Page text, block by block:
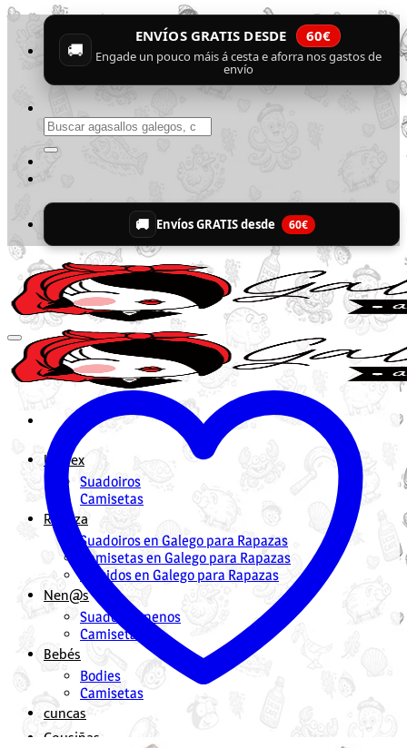
Skip
content
🚚
ENVÍOS GRATIS DESDE 60€
Engade un pouco máis á cesta e aforra nos gastos de
envío
Buscar
por:
🚚 Envíos GRATIS desde 60€
Unisex
Suadoiros
Camisetas
Rapaza
Suadoiros en Galego para Rapazas
Camisetas en Galego para Rapazas
Vestidos en Galego para Rapazas
Nen@s
Suadoiros nenos
Camisetas
Bebés
Bodies
Camisetas
cuncas
Cousiñas